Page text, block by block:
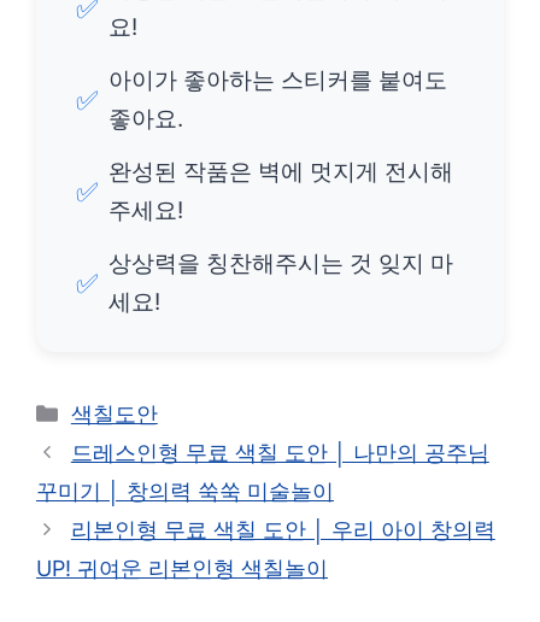
✅
요!
✅
아이가 좋아하는 스티커를 붙여도
좋아요.
✅
완성된 작품은 벽에 멋지게 전시해
주세요!
✅
상상력을 칭찬해주시는 것 잊지 마
세요!
카
테
리
색칠도안
드레스인형 무료 색칠 도안 │ 나만의 공주님
꾸미기 │ 창의력 쑥쑥 미술놀이
리본인형 무료 색칠 도안 │ 우리 아이 창의력
UP! 귀여운 리본인형 색칠놀이